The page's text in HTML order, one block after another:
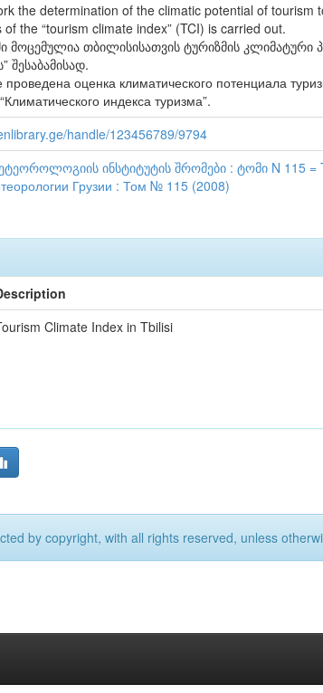
the determination of the climatic potential of
of the “tourism climate index” (TCI) is carried out.
მოცემულია თბილისისათვის ტურიზმის კლიმატური
შესაბამისად.
проведена оценка климатического потенциала
индекса туризма”.
handle/123456789/9794
ინსტიტუტის შრომები : ტომი N 115 =
Грузии : Том № 115 (2008)
Climate Index in Tbilisi
by copyright, with all rights reserved, unless